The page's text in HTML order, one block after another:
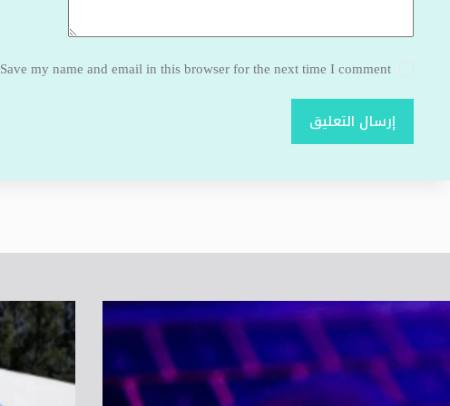
Save my name and email in this browser for the next time I comment.
إرسال التعليق